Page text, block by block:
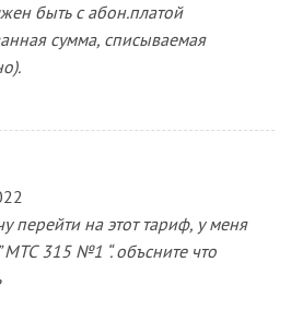
быть с абон.платой
сумма, списываемая
перейти на этот тариф, у меня
МТС 315 №1 “. объсните что